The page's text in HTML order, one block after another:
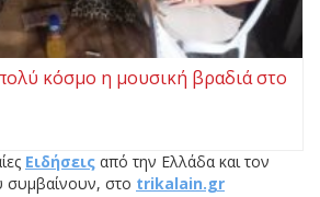
κόσμο η μουσική βραδιά στο
Ειδήσεις από την Ελλάδα και τον
συμβαίνουν, στο trikalain.gr